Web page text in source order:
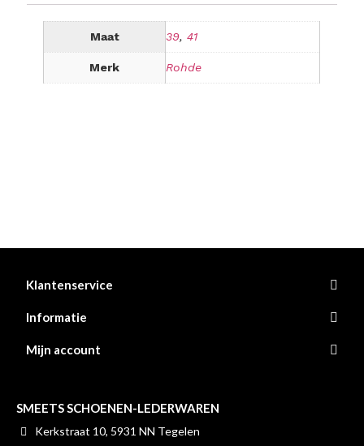
Maat 39,41
Merk Rohde
Klantenservice
Informatie
Mijn account
SMEETS SCHOENEN-LEDERWAREN
Kerkstraat 10, 5931 NN Tegelen